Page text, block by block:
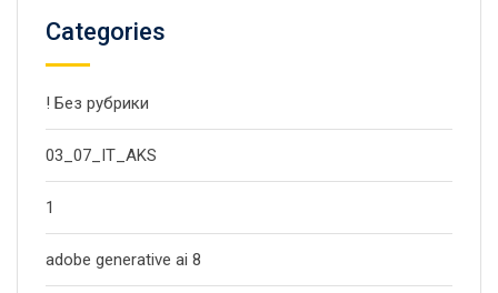
Categories
! Без рубрики
03_07_IT_AKS
1
adobe generative ai 8